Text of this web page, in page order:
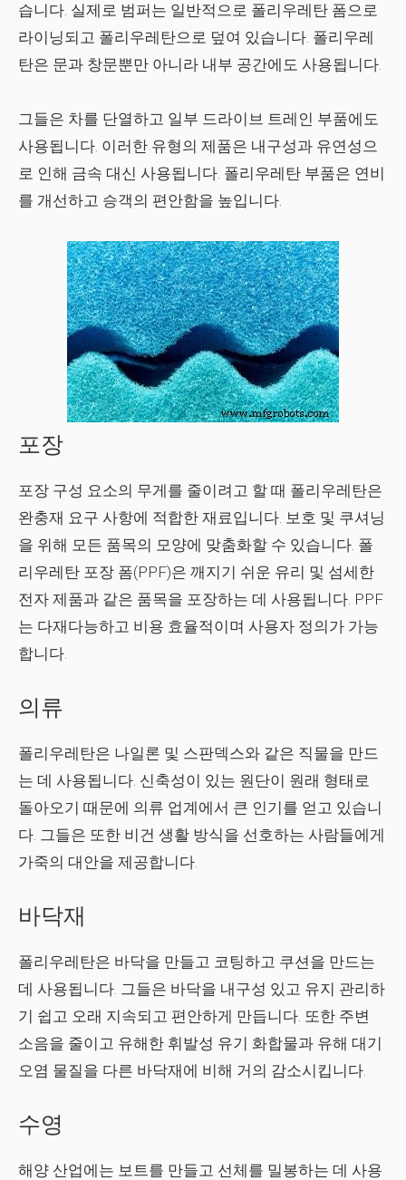
습니다. 실제로 범퍼는 일반적으로 폴리우레탄 폼으로
라이닝되고 폴리우레탄으로 덮여 있습니다. 폴리우레
탄은 문과 창문뿐만 아니라 내부 공간에도 사용됩니다.
그들은 차를 단열하고 일부 드라이브 트레인 부품에도
사용됩니다. 이러한 유형의 제품은 내구성과 유연성으
로 인해 금속 대신 사용됩니다. 폴리우레탄 부품은 연비
를 개선하고 승객의 편안함을 높입니다.
포장
포장 구성 요소의 무게를 줄이려고 할 때 폴리우레탄은
완충재 요구 사항에 적합한 재료입니다. 보호 및 쿠셔닝
을 위해 모든 품목의 모양에 맞춤화할 수 있습니다. 폴
리우레탄 포장 폼(PPF)은 깨지기 쉬운 유리 및 섬세한
전자 제품과 같은 품목을 포장하는 데 사용됩니다. PPF
는 다재다능하고 비용 효율적이며 사용자 정의가 가능
합니다.
의류
폴리우레탄은 나일론 및 스판덱스와 같은 직물을 만드
는 데 사용됩니다. 신축성이 있는 원단이 원래 형태로
돌아오기 때문에 의류 업계에서 큰 인기를 얻고 있습니
다. 그들은 또한 비건 생활 방식을 선호하는 사람들에게
가죽의 대안을 제공합니다.
바닥재
폴리우레탄은 바닥을 만들고 코팅하고 쿠션을 만드는
데 사용됩니다. 그들은 바닥을 내구성 있고 유지 관리하
기 쉽고 오래 지속되고 편안하게 만듭니다. 또한 주변
소음을 줄이고 유해한 휘발성 유기 화합물과 유해 대기
오염 물질을 다른 바닥재에 비해 거의 감소시킵니다.
수영
해양 산업에는 보트를 만들고 선체를 밀봉하는 데 사용